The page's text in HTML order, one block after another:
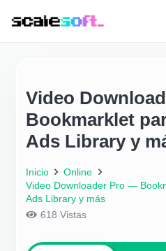
Video
Bookmarklet
Ads Library y
Inicio
Online
Video Downloader Pro —
Ads Library y más
618 Vistas